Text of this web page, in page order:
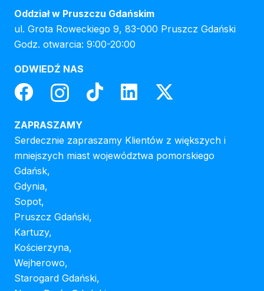
Oddział w Pruszczu Gdańskim
ul. Grota Roweckiego 9, 83-000 Pruszcz Gdański
Godz. otwarcia: 9:00-20:00
ODWIEDŹ NAS
ZAPRASZAMY
Serdecznie zapraszamy Klientów z większych i
mniejszych miast województwa pomorskiego
Gdańsk,
Gdynia,
Sopot,
Pruszcz Gdański,
Kartuzy,
Kościerzyna,
Wejherowo,
Starogard Gdański,